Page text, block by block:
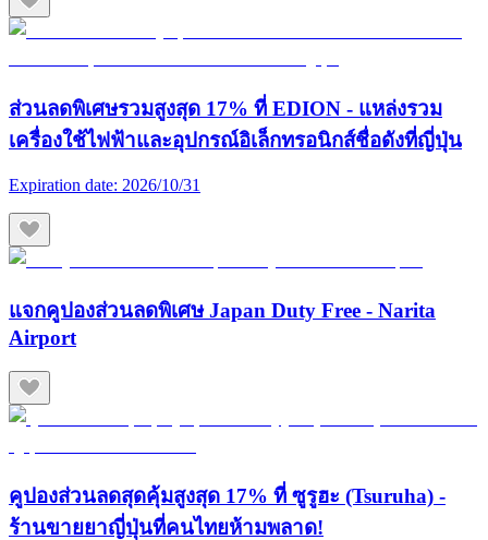
ส่วนลดพิเศษรวมสูงสุด 17% ที่ EDION - แหล่งรวม
เครื่องใช้ไฟฟ้าและอุปกรณ์อิเล็กทรอนิกส์ชื่อดังที่ญี่ปุ่น
Expiration date: 2026/10/31
แจกคูปองส่วนลดพิเศษ Japan Duty Free - Narita
Airport
คูปองส่วนลดสุดคุ้มสูงสุด 17% ที่ ซูรูฮะ (Tsuruha) -
ร้านขายยาญี่ปุ่นที่คนไทยห้ามพลาด!